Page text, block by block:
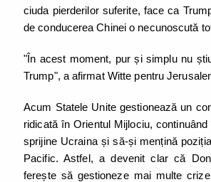
ciuda pierderilor suferite, face ca
de conducerea Chinei o necunoscută
"În acest moment, pur și simplu nu
Trump", a afirmat Witte pentru
Acum Statele Unite gestionează un
ridicată în Orientul Mijlociu,
sprijine Ucraina și să-și mențină
Pacific. Astfel, a devenit clar că
ferește să gestioneze mai multe